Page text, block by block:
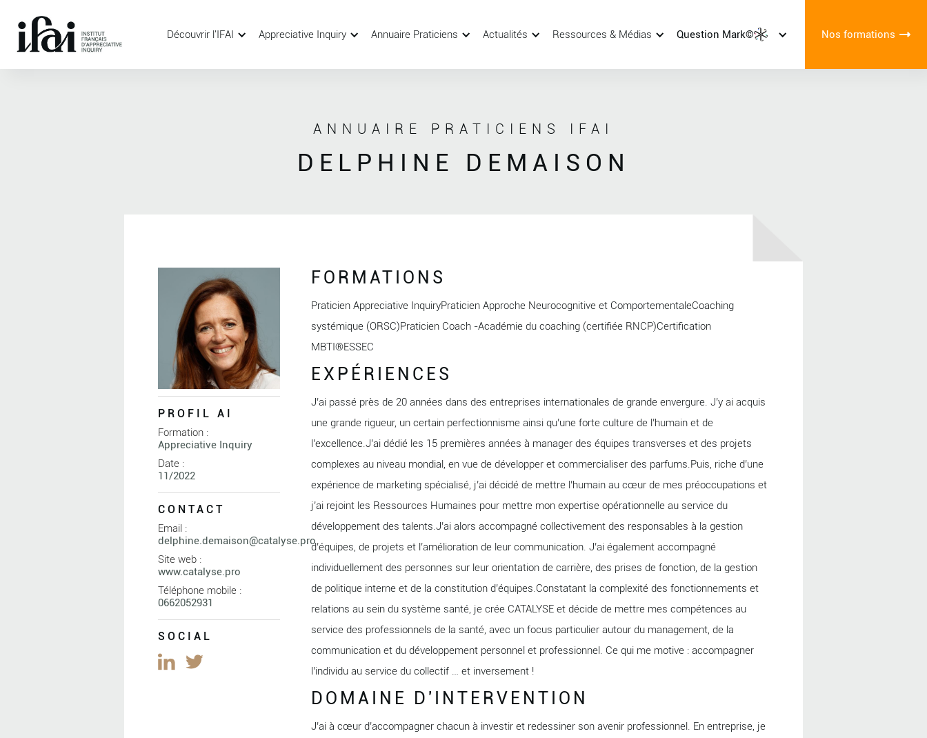
Découvrir l'IFAI Appreciative Inquiry Annuaire Praticiens Actualités Ressources & Médias Question Mark© Nos formations
ANNUAIRE PRATICIENS IFAI
DELPHINE DEMAISON
PROFIL AI
Formation :
Appreciative Inquiry
Date :
11/2022
CONTACT
Email :
delphine.demaison@catalyse.pro
Site web :
www.catalyse.pro
Téléphone mobile :
0662052931
SOCIAL
FORMATIONS
Praticien Appreciative InquiryPraticien Approche Neurocognitive et ComportementaleCoaching
systémique (ORSC)Praticien Coach -Académie du coaching (certifiée RNCP)Certification
MBTI®ESSEC
EXPÉRIENCES
J’ai passé près de 20 années dans des entreprises internationales de grande envergure. J’y ai acquis
une grande rigueur, un certain perfectionnisme ainsi qu’une forte culture de l’humain et de
l’excellence.J’ai dédié les 15 premières années à manager des équipes transverses et des projets
complexes au niveau mondial, en vue de développer et commercialiser des parfums.Puis, riche d’une
expérience de marketing spécialisé, j’ai décidé de mettre l’humain au cœur de mes préoccupations et
j’ai rejoint les Ressources Humaines pour mettre mon expertise opérationnelle au service du
développement des talents.J’ai alors accompagné collectivement des responsables à la gestion
d’équipes, de projets et l’amélioration de leur communication. J’ai également accompagné
individuellement des personnes sur leur orientation de carrière, des prises de fonction, de la gestion
de politique interne et de la constitution d’équipes.Constatant la complexité des fonctionnements et
relations au sein du système santé, je crée CATALYSE et décide de mettre mes compétences au
service des professionnels de la santé, avec un focus particulier autour du management, de la
communication et du développement personnel et professionnel. Ce qui me motive : accompagner
l’individu au service du collectif … et inversement !
DOMAINE D'INTERVENTION
J’ai à cœur d’accompagner chacun à investir et redessiner son avenir professionnel. En entreprise, je